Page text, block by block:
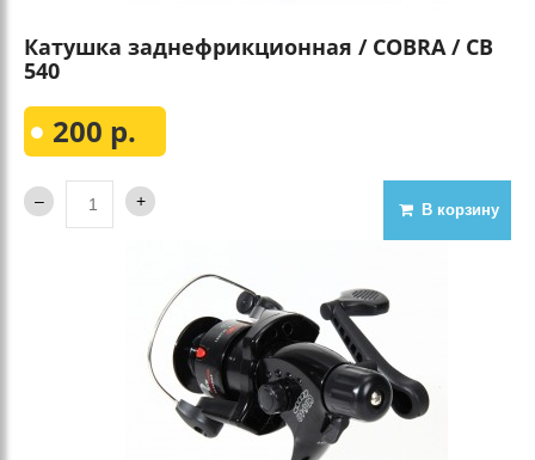
Катушка заднефрикционная / COBRA / CB
540
200 р.
В корзину